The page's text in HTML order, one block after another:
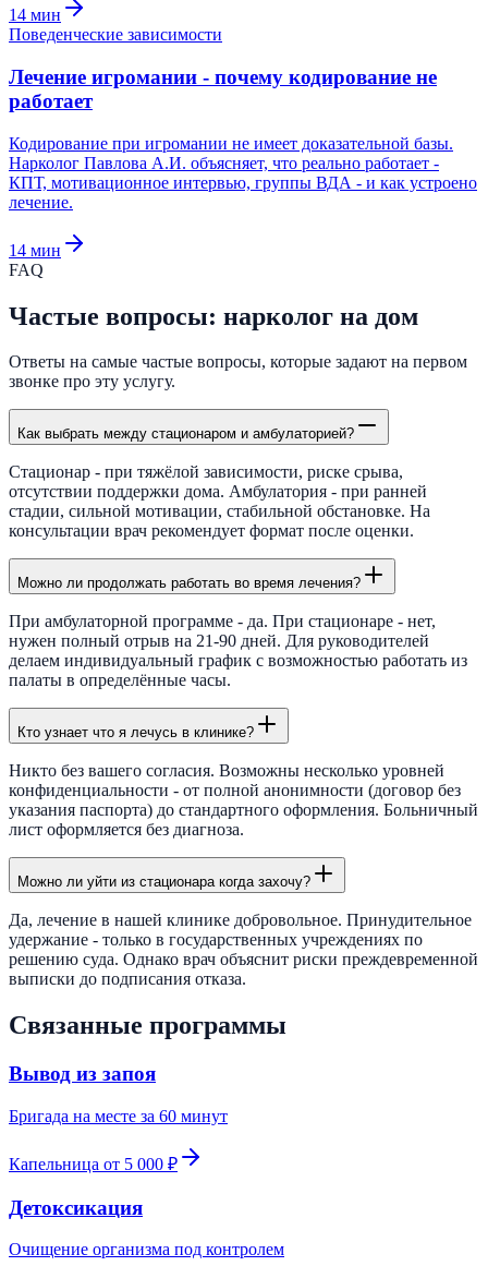
14 мин
Поведенческие зависимости
Лечение игромании - почему кодирование не
работает
Кодирование при игромании не имеет доказательной базы.
Нарколог Павлова А.И. объясняет, что реально работает -
КПТ, мотивационное интервью, группы ВДА - и как устроено
лечение.
14 мин
FAQ
Частые вопросы: нарколог на дом
Ответы на самые частые вопросы, которые задают на первом
звонке про эту услугу.
Как выбрать между стационаром и амбулаторией?
Стационар - при тяжёлой зависимости, риске срыва,
отсутствии поддержки дома. Амбулатория - при ранней
стадии, сильной мотивации, стабильной обстановке. На
консультации врач рекомендует формат после оценки.
Можно ли продолжать работать во время лечения?
При амбулаторной программе - да. При стационаре - нет,
нужен полный отрыв на 21-90 дней. Для руководителей
делаем индивидуальный график с возможностью работать из
палаты в определённые часы.
Кто узнает что я лечусь в клинике?
Никто без вашего согласия. Возможны несколько уровней
конфиденциальности - от полной анонимности (договор без
указания паспорта) до стандартного оформления. Больничный
лист оформляется без диагноза.
Можно ли уйти из стационара когда захочу?
Да, лечение в нашей клинике добровольное. Принудительное
удержание - только в государственных учреждениях по
решению суда. Однако врач объяснит риски преждевременной
выписки до подписания отказа.
Связанные программы
Вывод из запоя
Бригада на месте за 60 минут
Капельница от 5 000 ₽
Детоксикация
Очищение организма под контролем